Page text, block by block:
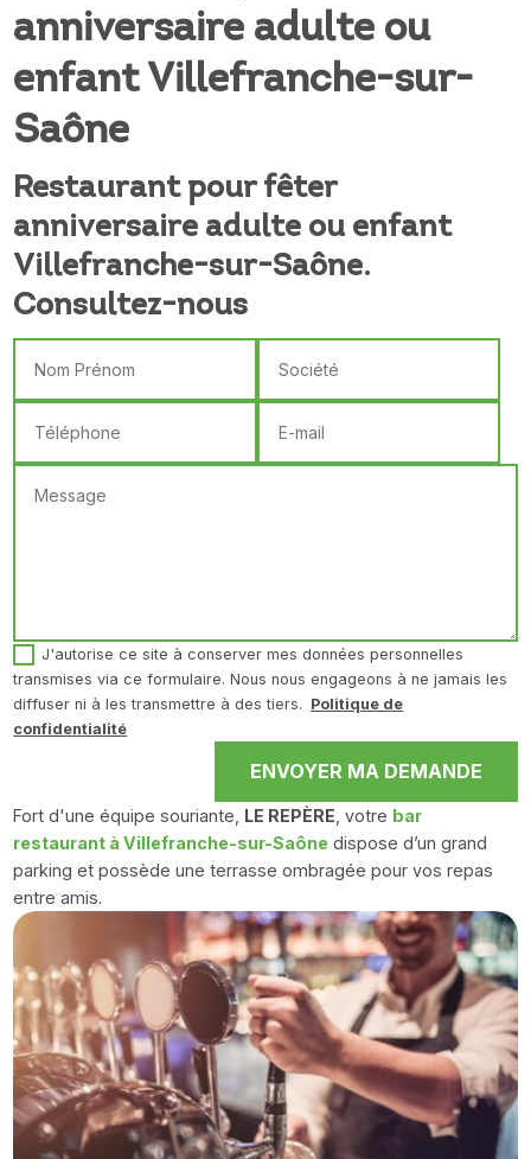
anniversaire adulte ou
enfant Villefranche-sur-
Saône
Restaurant pour fêter
anniversaire adulte ou enfant
Villefranche-sur-Saône.
Consultez-nous
J'autorise ce site à conserver mes données personnelles
transmises via ce formulaire. Nous nous engageons à ne jamais les
diffuser ni à les transmettre à des tiers. Politique de
confidentialité
ENVOYER MA DEMANDE
Fort d'une équipe souriante, LE REPÈRE , votre bar
restaurant à Villefranche-sur-Saône dispose d’un grand
parking et possède une terrasse ombragée pour vos repas
entre amis.